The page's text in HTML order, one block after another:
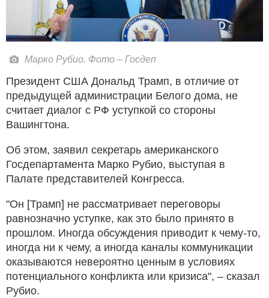
Марко Рубио. Фото – Госдеп
Президент США Дональд Трамп, в отличие от
предыдущей администрации Белого дома, не
считает диалог с РФ уступкой со стороны
Вашингтона.
Об этом, заявил секретарь американского
Госдепартамента Марко Рубио, выступая в
Палате представителей Конгресса.
"Он [Трамп] не рассматривает переговоры
равнозначно уступке, как это было принято в
прошлом. Иногда обсуждения приводит к чему-то,
иногда ни к чему, а иногда каналы коммуникации
оказываются невероятно ценным в условиях
потенциального конфликта или кризиса", – сказал
Рубио.